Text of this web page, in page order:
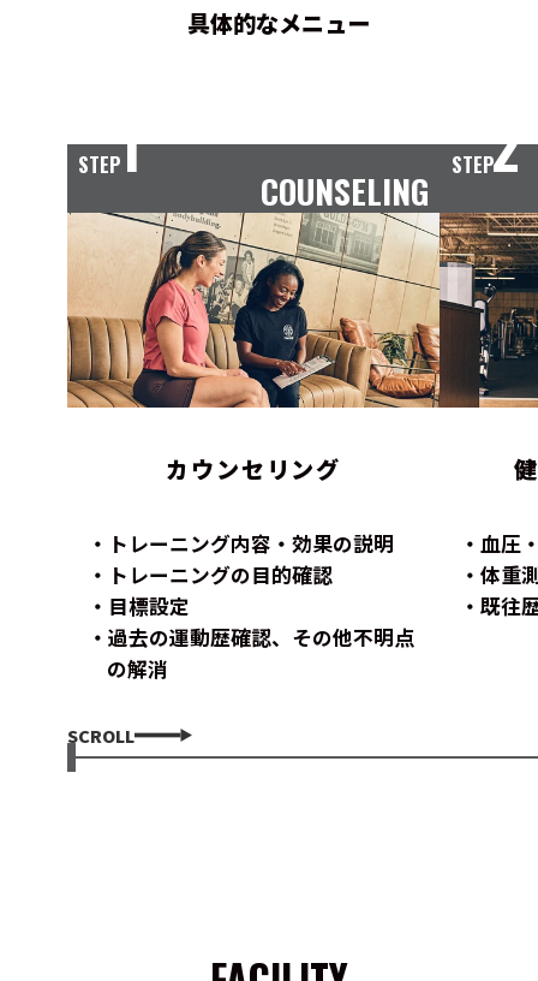
具体的なメニュー
STEP1
COUNSELING
カウンセリング
トレーニング内容・効果の説明
トレーニングの目的確認
目標設定
過去の運動歴確認、その他不明点
の解消
STEP2
血圧
体重
既往
SCROLL